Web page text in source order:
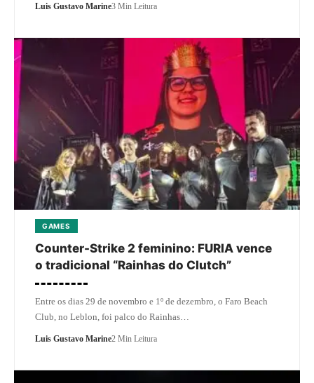
Luis Gustavo Marine3 Min Leitura
GAMES
Counter-Strike 2 feminino: FURIA vence
o tradicional “Rainhas do Clutch”
Entre os dias 29 de novembro e 1º de dezembro, o Faro Beach
Club, no Leblon, foi palco do Rainhas…
Luis Gustavo Marine2 Min Leitura